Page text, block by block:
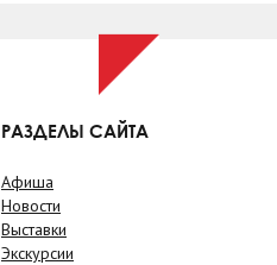
РАЗДЕЛЫ САЙТА
Афиша
Новости
Выставки
Экскурсии